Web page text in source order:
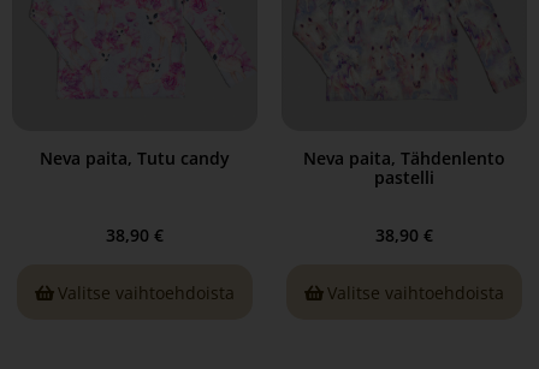
Neva paita, Tutu candy
38,90 €
Valitse vaihtoehdoista
Neva paita, Tähdenlento
pastelli
38,90 €
Valitse vaihtoehdoista